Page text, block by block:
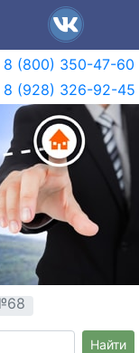
8 (800) 350-47-60
8 (928) 326-92-45
Найти